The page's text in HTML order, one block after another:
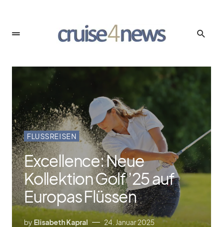
FLUSSREISEN
Excellence: Neue
Kollektion Golf ’25 auf
Europas Flüssen
by Elisabeth Kapral 24. Januar 2025